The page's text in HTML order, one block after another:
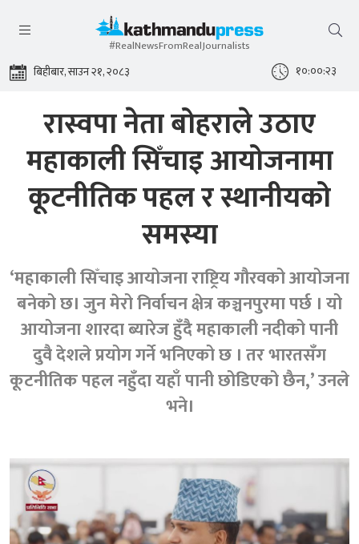
#RealNewsFromRealJournalists
बिहीबार, साउन २१, २०८३ १०:००:२४
रास्वपा नेता बोहराले उठाए
महाकाली सिँचाइ आयोजनामा
कूटनीतिक पहल र स्थानीयको
समस्या
‘महाकाली सिँचाइ आयोजना राष्ट्रिय गौरवको आयोजना
बनेको छ। जुन मेरो निर्वाचन क्षेत्र कञ्चनपुरमा पर्छ । यो
आयोजना शारदा ब्यारेज हुँदै महाकाली नदीको पानी
दुवै देशले प्रयोग गर्ने भनिएको छ । तर भारतसँग
कूटनीतिक पहल नहुँदा यहाँ पानी छोडिएको छैन,’ उनले
भने।